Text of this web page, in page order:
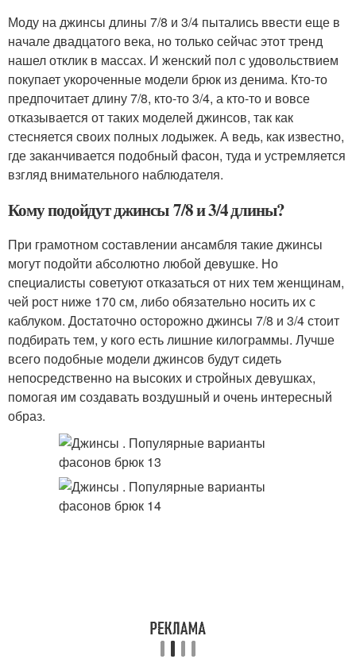
Моду на джинсы длины 7/8 и 3/4 пытались ввести еще в
начале двадцатого века, но только сейчас этот тренд
нашел отклик в массах. И женский пол с удовольствием
покупает укороченные модели брюк из денима. Кто-то
предпочитает длину 7/8, кто-то 3/4, а кто-то и вовсе
отказывается от таких моделей джинсов, так как
стесняется своих полных лодыжек. А ведь, как известно,
где заканчивается подобный фасон, туда и устремляется
взгляд внимательного наблюдателя.
Кому подойдут джинсы 7/8 и 3/4 длины?
При грамотном составлении ансамбля такие джинсы
могут подойти абсолютно любой девушке. Но
специалисты советуют отказаться от них тем женщинам,
чей рост ниже 170 см, либо обязательно носить их с
каблуком. Достаточно осторожно джинсы 7/8 и 3/4 стоит
подбирать тем, у кого есть лишние килограммы. Лучше
всего подобные модели джинсов будут сидеть
непосредственно на высоких и стройных девушках,
помогая им создавать воздушный и очень интересный
образ.